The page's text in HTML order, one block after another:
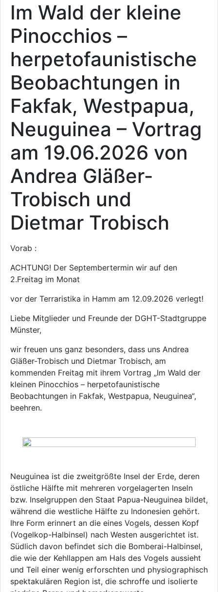
Im Wald der kleine
Pinocchios –
herpetofaunistische
Beobachtungen in
Fakfak, Westpapua,
Neuguinea – Vortrag
am 19.06.2026 von
Andrea Gläßer-
Trobisch und
Dietmar Trobisch
Vorab :
ACHTUNG! Der Septembertermin wir auf den
2.Freitag im Monat
vor der Terraristika in Hamm am 12.09.2026 verlegt!
Liebe Mitglieder und Freunde der DGHT-Stadtgruppe
Münster,
wir freuen uns ganz besonders, dass uns Andrea
Gläßer-Trobisch und Dietmar Trobisch, am
kommenden Freitag mit ihrem Vortrag „Im Wald der
kleinen Pinocchios – herpetofaunistische
Beobachtungen in Fakfak, Westpapua, Neuguinea“,
beehren.
Neuguinea ist die zweitgrößte Insel der Erde, deren
östliche Hälfte mit mehreren vorgelagerten Inseln
bzw. Inselgruppen den Staat Papua-Neuguinea bildet,
während die westliche Hälfte zu Indonesien gehört.
Ihre Form erinnert an die eines Vogels, dessen Kopf
(Vogelkop-Halbinsel) nach Westen ausgerichtet ist.
Südlich davon befindet sich die Bomberai-Halbinsel,
die wie der Kehllappen am Hals des Vogels aussieht
und Teil einer wenig erforschten und physiographisch
spektakulären Region ist, die schroffe und isolierte